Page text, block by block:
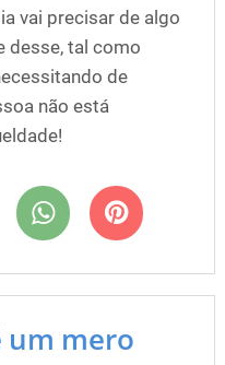
vai precisar de algo
desse, tal como
de
não está
um mero